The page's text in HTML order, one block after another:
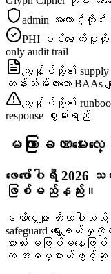
admin အကောင့်တိုင်း
PHI ဝင်ရောက်မှုတို
only audit trail
ကျွန်ုပ်တို့၏ supply
ထိန်းသိမ်းထားသော BAAs မျ
ကျွန်ုပ်တို့၏ runbooks
response စွမ်းရည်
မကြာခဏမေးလေ့ရှိ
ဖေဖော်ဝါရီ 2026
ဖြစ်မည်နည်း။
ဒဏ်ငွေများ တိုးလာပါသ
safeguard ရွေးချယ်မှု
အားလုံး မဖြစ်မနေဖြ
က အဓိပ္ပာယ်ဖွင့်ဆိုမှု လို